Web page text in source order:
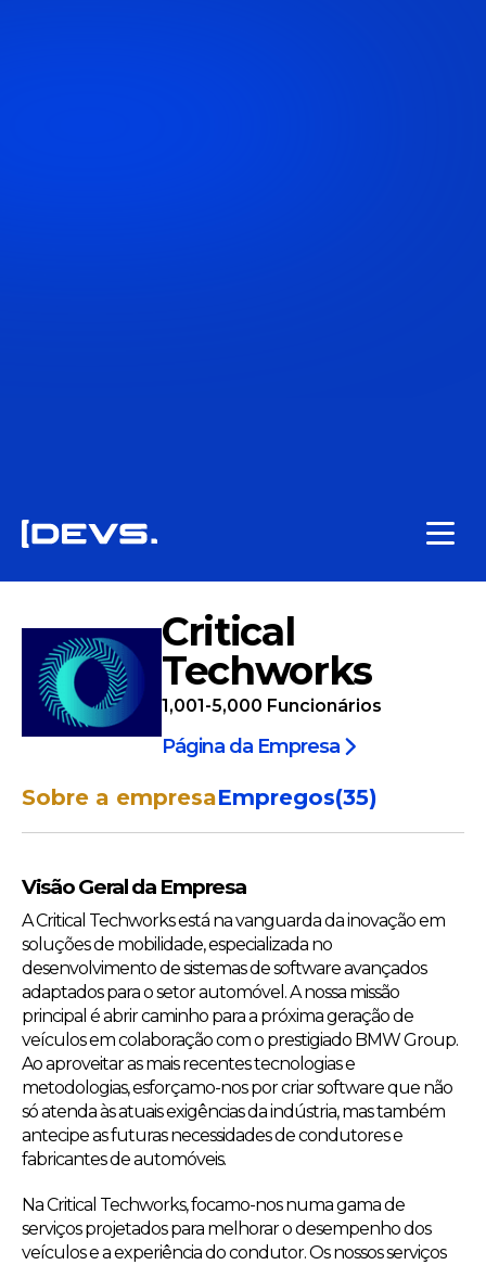
Critical
Techworks
1,001-5,000 Funcionários
Página da Empresa
Sobre a empresaEmpregos(35)
Visão Geral da Empresa
A Critical Techworks está na vanguarda da inovação em
soluções de mobilidade, especializada no
desenvolvimento de sistemas de software avançados
adaptados para o setor automóvel. A nossa missão
principal é abrir caminho para a próxima geração de
veículos em colaboração com o prestigiado BMW Group.
Ao aproveitar as mais recentes tecnologias e
metodologias, esforçamo-nos por criar software que não
só atenda às atuais exigências da indústria, mas também
antecipe as futuras necessidades de condutores e
fabricantes de automóveis.
Na Critical Techworks, focamo-nos numa gama de
serviços projetados para melhorar o desempenho dos
veículos e a experiência do condutor. Os nossos serviços